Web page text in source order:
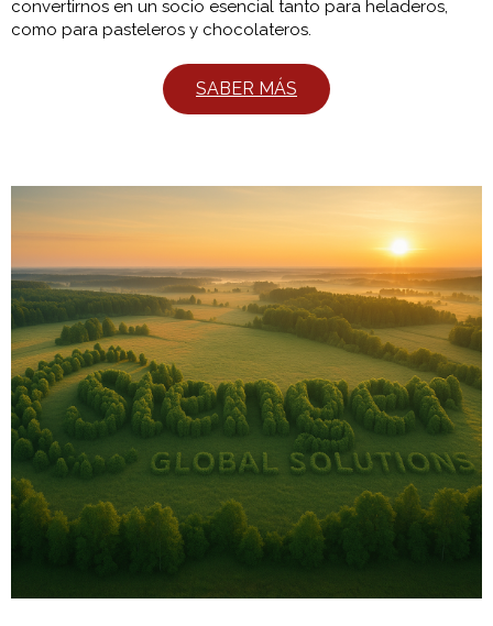
convertirnos en un socio esencial tanto para heladeros,
como para pasteleros y chocolateros.
SABER MÁS